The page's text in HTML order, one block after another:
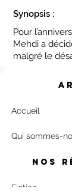
Synopsis :
Pour
Mehdi a
malgré le
Accueil
Qui sommes-
Nos
Fiction